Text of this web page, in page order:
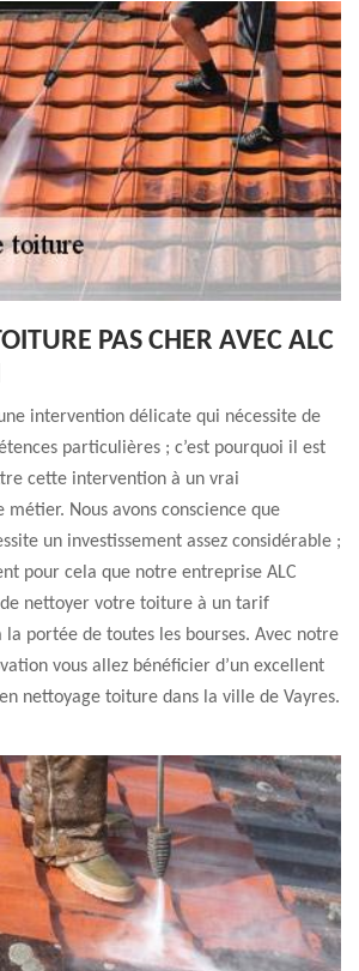
PAS CHER AVEC ALC
intervention délicate qui nécessite de
particulières ; c’est pourquoi il est
cette intervention à un vrai
métier. Nous avons conscience que
un investissement assez considérable ;
pour cela que notre entreprise ALC
de nettoyer votre toiture à un tarif
la portée de toutes les bourses. Avec notre
vous allez bénéficier d’un excellent
nettoyage toiture dans la ville de Vayres.